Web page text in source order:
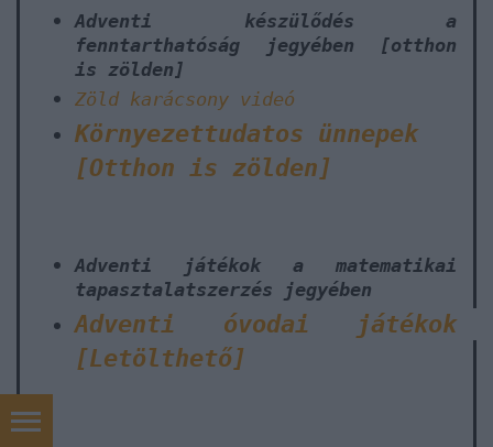
Adventi készülődés a
fenntarthatóság jegyében [otthon
is zölden]
Zöld karácsony videó
Környezettudatos ünnepek
[Otthon is zölden]
Adventi játékok a matematikai
tapasztalatszerzés jegyében
Adventi óvodai játékok
[Letölthető]